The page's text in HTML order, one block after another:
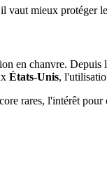
vaut mieux protéger
en chanvre.
États-Unis,
rares, l'intérêt